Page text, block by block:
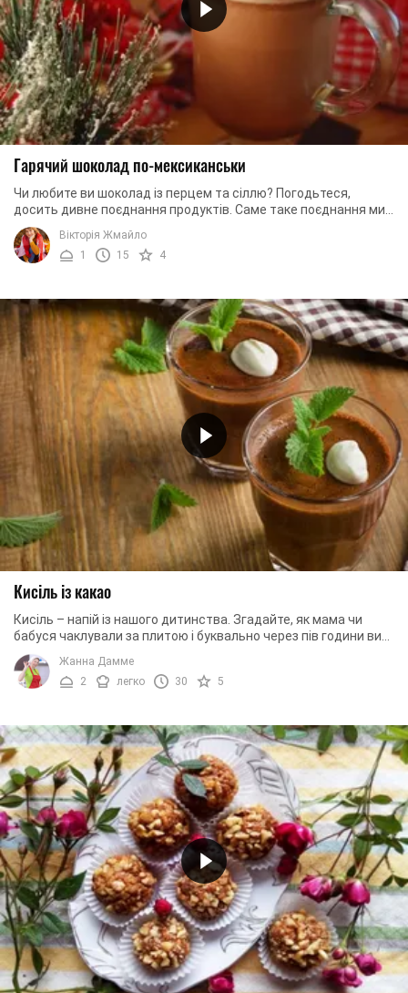
Гарячий шоколад по-мексиканськи
Чи любите ви шоколад із перцем та сіллю? Погодьтеся,
досить дивне поєднання продуктів. Саме таке поєднання ми
й пропонуємо вам сьогодні скуштувати. ...
Вікторія Жмайло
1
15 4
Кисіль із какао
Кисіль – напій із нашого дитинства. Згадайте, як мама чи
бабуся чаклували за плитою і буквально через пів години ви
вже відчували цей приголомшливий ...
Жанна Дамме
2
легко 30 5